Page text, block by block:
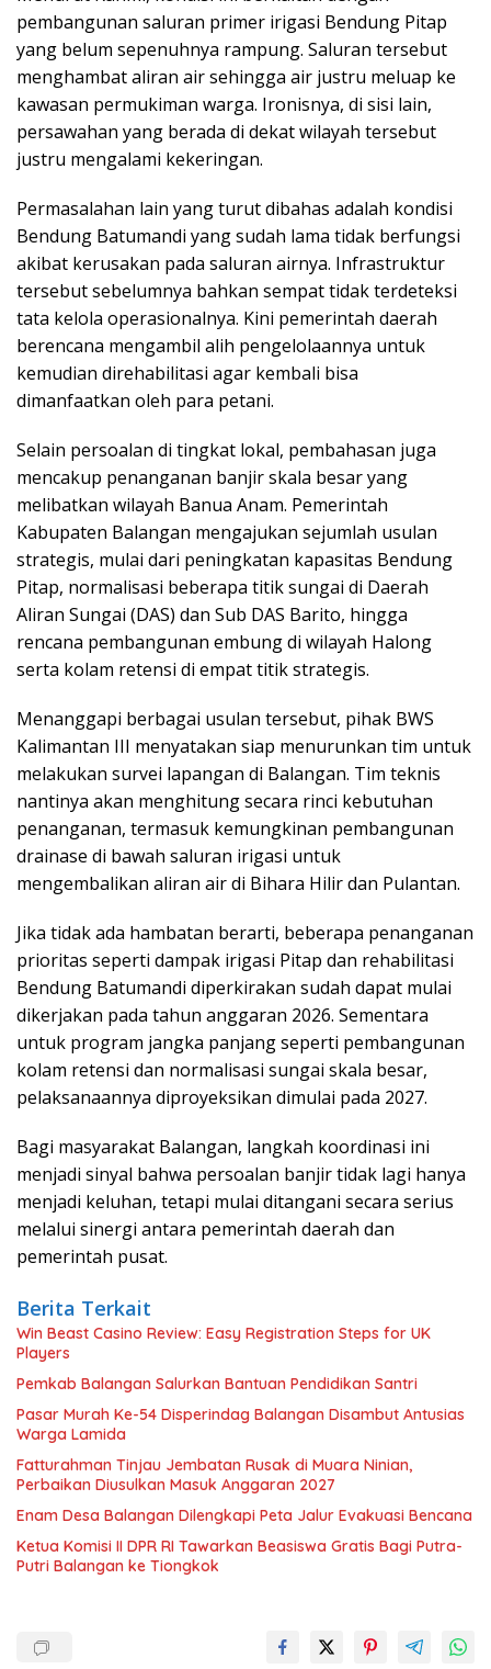
pembangunan saluran primer irigasi Bendung Pitap
yang belum sepenuhnya rampung. Saluran tersebut
menghambat aliran air sehingga air justru meluap ke
kawasan permukiman warga. Ironisnya, di sisi lain,
persawahan yang berada di dekat wilayah tersebut
justru mengalami kekeringan.
Permasalahan lain yang turut dibahas adalah kondisi
Bendung Batumandi yang sudah lama tidak berfungsi
akibat kerusakan pada saluran airnya. Infrastruktur
tersebut sebelumnya bahkan sempat tidak terdeteksi
tata kelola operasionalnya. Kini pemerintah daerah
berencana mengambil alih pengelolaannya untuk
kemudian direhabilitasi agar kembali bisa
dimanfaatkan oleh para petani.
Selain persoalan di tingkat lokal, pembahasan juga
mencakup penanganan banjir skala besar yang
melibatkan wilayah Banua Anam. Pemerintah
Kabupaten Balangan mengajukan sejumlah usulan
strategis, mulai dari peningkatan kapasitas Bendung
Pitap, normalisasi beberapa titik sungai di Daerah
Aliran Sungai (DAS) dan Sub DAS Barito, hingga
rencana pembangunan embung di wilayah Halong
serta kolam retensi di empat titik strategis.
Menanggapi berbagai usulan tersebut, pihak BWS
Kalimantan III menyatakan siap menurunkan tim untuk
melakukan survei lapangan di Balangan. Tim teknis
nantinya akan menghitung secara rinci kebutuhan
penanganan, termasuk kemungkinan pembangunan
drainase di bawah saluran irigasi untuk
mengembalikan aliran air di Bihara Hilir dan Pulantan.
Jika tidak ada hambatan berarti, beberapa penanganan
prioritas seperti dampak irigasi Pitap dan rehabilitasi
Bendung Batumandi diperkirakan sudah dapat mulai
dikerjakan pada tahun anggaran 2026. Sementara
untuk program jangka panjang seperti pembangunan
kolam retensi dan normalisasi sungai skala besar,
pelaksanaannya diproyeksikan dimulai pada 2027.
Bagi masyarakat Balangan, langkah koordinasi ini
menjadi sinyal bahwa persoalan banjir tidak lagi hanya
menjadi keluhan, tetapi mulai ditangani secara serius
melalui sinergi antara pemerintah daerah dan
pemerintah pusat.
Berita Terkait
Win Beast Casino Review: Easy Registration Steps for UK
Players
Pemkab Balangan Salurkan Bantuan Pendidikan Santri
Pasar Murah Ke-54 Disperindag Balangan Disambut Antusias
Warga Lamida
Fatturahman Tinjau Jembatan Rusak di Muara Ninian,
Perbaikan Diusulkan Masuk Anggaran 2027
Enam Desa Balangan Dilengkapi Peta Jalur Evakuasi Bencana
Ketua Komisi II DPR RI Tawarkan Beasiswa Gratis Bagi Putra-
Putri Balangan ke Tiongkok